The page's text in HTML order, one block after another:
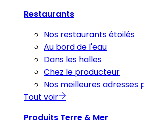
Restaurants
Nos restaurants étoilés
Au bord de l'eau
Dans les halles
Chez le producteur
Nos meilleures adresses
Tout voir
Produits Terre & Mer